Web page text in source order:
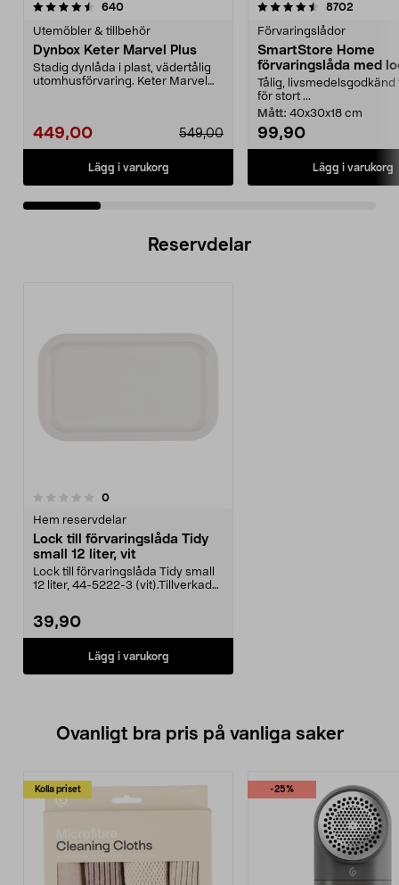
640recensioner
Utemöbler & tillbehör
Dynbox Keter Marvel Plus
Stadig dynlåda i plast, vädertålig
utomhusförvaring. Keter Marvel
449,00 549,00
Lägg i varukorg
4.5 av 5 stjärnor 8702
Förvaringslådor
SmartStore Home
förvaringslåda med
Tålig,
för stort ...
Mått: 40x30x18 cm
99,90
Lägg i varukorg
4.5 av 5 stjärnor
Reservdelar
0recensioner
Hem reservdelar
Lock till förvaringslåda Tidy
small 12 liter, vit
Lock till förvaringslåda Tidy small
12 liter, 44-5222-3 (vit).Tillverkad
39,90
Lägg i varukorg
Ovanligt bra pris på vanliga saker
Kolla priset -25%